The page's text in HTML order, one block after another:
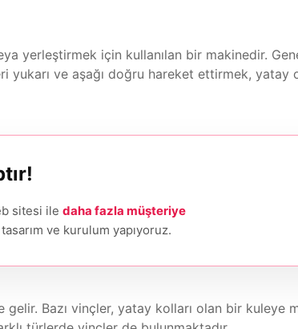
yerleştirmek için kullanılan bir makinedir.
yukarı ve aşağı doğru hareket ettirmek,
sitesi ile daha fazla müşteriye
ve kurulum yapıyoruz.
Bazı vinçler, yatay kolları olan bir